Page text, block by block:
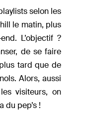
selon les
le matin, plus
L’objectif ?
de se faire
tard que de
Alors, aussi
visiteurs, on
du pep’s !